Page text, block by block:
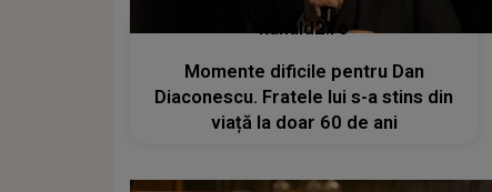
kanald2.ro
Momente dificile pentru Dan
Diaconescu. Fratele lui s-a stins din
viață la doar 60 de ani